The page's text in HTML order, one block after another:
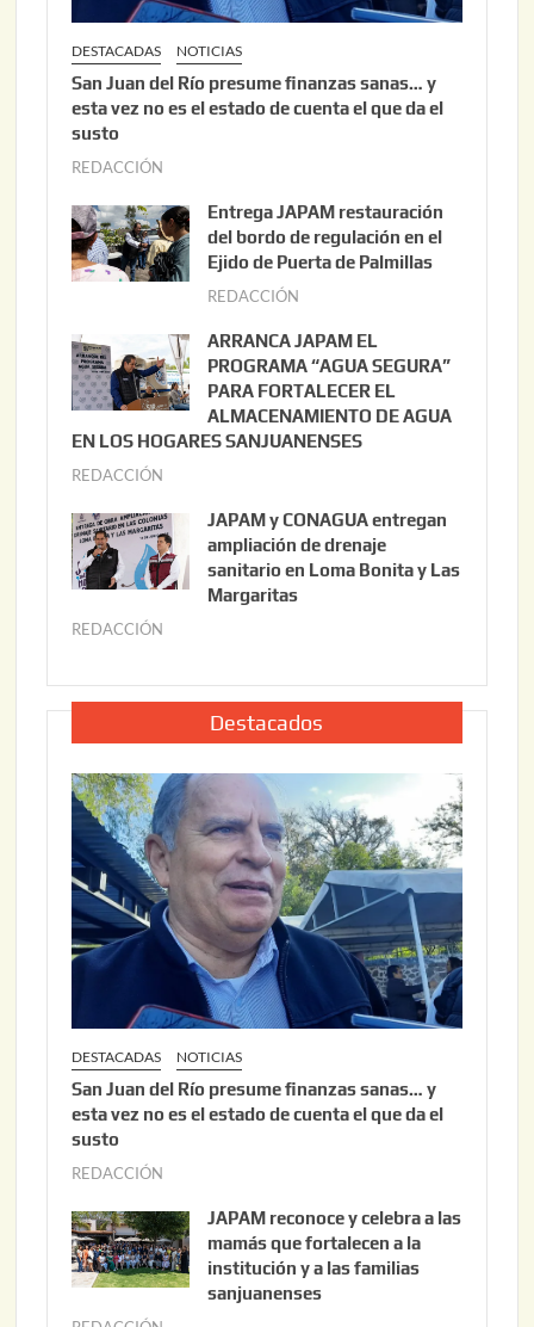
DESTACADAS NOTICIAS
San Juan del Río presume finanzas sanas… y
esta vez no es el estado de cuenta el que da el
susto
REDACCIÓN
o
s
t
3
,
2
0
Entrega JAPAM restauración
del bordo de regulación en el
Ejido de Puerta de Palmillas
REDACCIÓN
i
o
2
2
0
ARRANCA JAPAM EL
PROGRAMA “AGUA SEGURA”
PARA FORTALECER EL
ALMACENAMIENTO DE AGUA
EN LOS HOGARES SANJUANENSES
REDACCIÓN
l
i
o
,
0
2
6
JAPAM y CONAGUA entregan
ampliación de drenaje
sanitario en Loma Bonita y Las
Margaritas
REDACCIÓN
l
o
2
2
,
2
6
Destacados
DESTACADAS NOTICIAS
San Juan del Río presume finanzas sanas… y
esta vez no es el estado de cuenta el que da el
susto
REDACCIÓN
o
s
t
JAPAM reconoce y celebra a las
mamás que fortalecen a la
institución y a las familias
sanjuanenses